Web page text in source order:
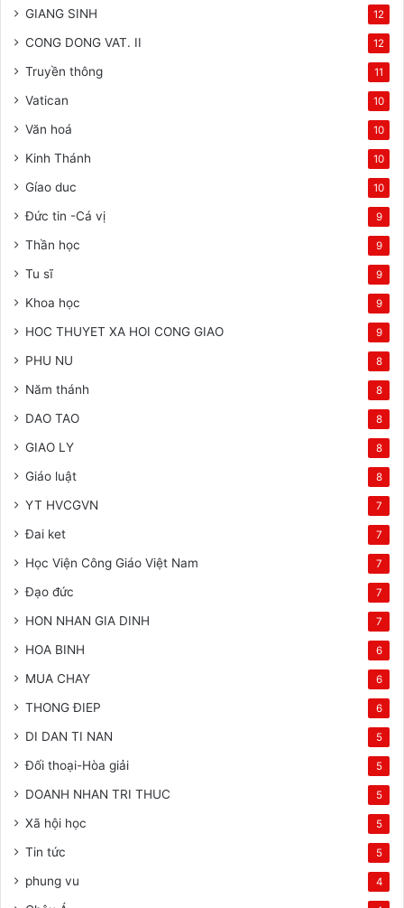
GIANG SINH 12
CONG DONG VAT. II 12
Truyền thông 11
Vatican 10
Văn hoá 10
Kinh Thánh 10
Gíao duc 10
Đức tin -Cá vị 9
Thần học 9
Tu sĩ 9
Khoa học 9
HOC THUYET XA HOI CONG GIAO 9
PHU NU 8
Năm thánh 8
DAO TAO 8
GIAO LY 8
Giáo luật 8
YT HVCGVN 7
Đai ket 7
Học Viện Công Giáo Việt Nam 7
Đạo đức 7
HON NHAN GIA DINH 7
HOA BINH 6
MUA CHAY 6
THONG ĐIEP 6
DI DAN TI NAN 5
Đối thoại-Hòa giải 5
DOANH NHAN TRI THUC 5
Xã hội học 5
Tin tức 5
phung vu 4